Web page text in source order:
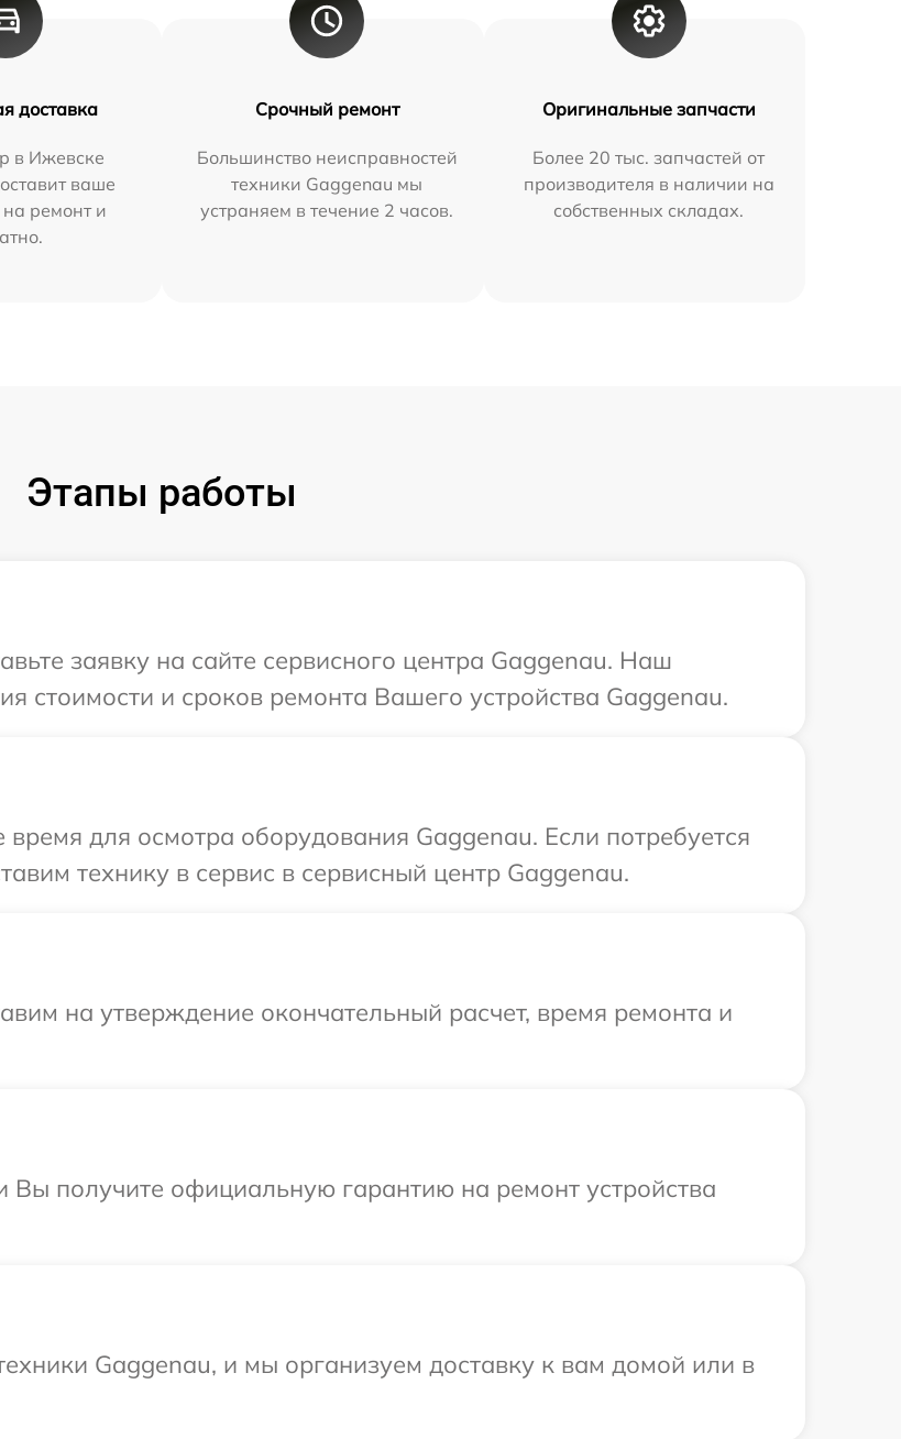
доставка
в Ижевске
ваше
на ремонт и
Срочный ремонт
Большинство неисправностей
техники Gaggenau мы
устраняем в течение 2 часов.
Оригинальные запчасти
Более 20 тыс. запчастей от
производителя в наличии на
собственных складах.
Этапы работы
заявку на сайте сервисного центра Gaggenau. Наш
стоимости и сроков ремонта Вашего устройства Gaggenau.
для осмотра оборудования Gaggenau. Если потребуется
технику в сервис в сервисный центр Gaggenau.
на утверждение окончательный расчет, время ремонта и
Вы получите официальную гарантию на ремонт устройства
Gaggenau, и мы организуем доставку к вам домой или в